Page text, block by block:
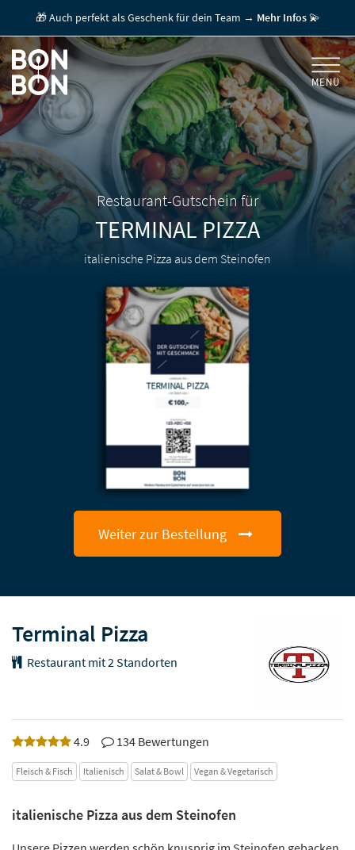
GUTSCHEIN EINLÖSEN
+
FÜR FIRMEN / MITARBEITERGESCHENK
+
GESCHENKGUTSCHEINE
FÜR GASTRONOMEN
🎁 Auch perfekt als Geschenk für dein Team → Mehr Infos💫
MENÜ
italienische Pizza aus dem Steinofen
Restaurant-Gutschein für
TERMINAL PIZZA
TERMINAL PIZZA
Weiter zur Bestellung
Terminal Pizza
Restaurant mit 2 Standorten
4.9 134 Bewertungen
Fleisch & Fisch Italienisch Salat & Bowl Vegan & Vegetarisch
italienische Pizza aus dem Steinofen